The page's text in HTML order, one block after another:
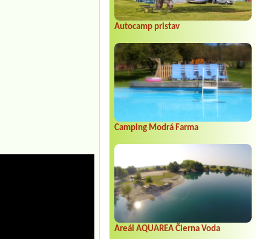
Autocamp pristav
Camping Modrá Farma
Areál AQUAREA Čierna Voda